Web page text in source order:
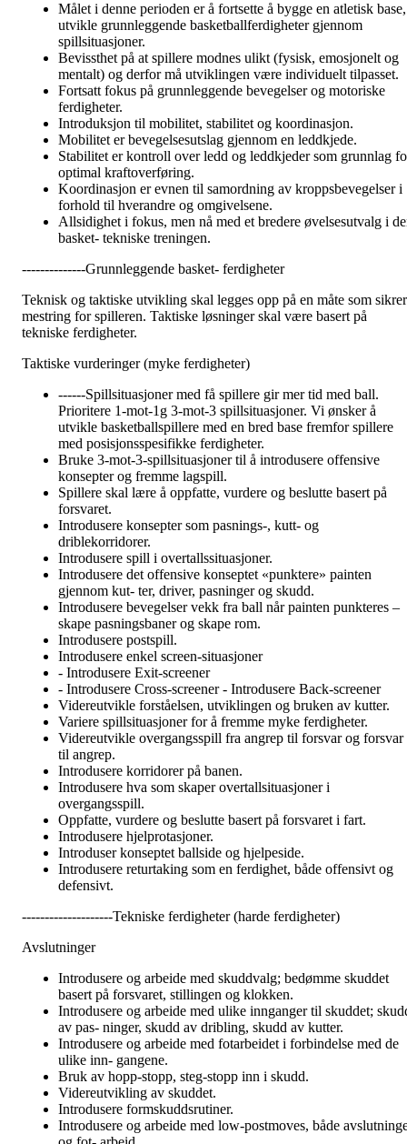
Målet i denne perioden er å fortsette å bygge en atletisk base,
utvikle grunnleggende basketballferdigheter gjennom
spillsituasjoner.
Bevissthet på at spillere modnes ulikt (fysisk, emosjonelt og
mentalt) og derfor må utviklingen være individuelt tilpasset.
Fortsatt fokus på grunnleggende bevegelser og motoriske
ferdigheter.
Introduksjon til mobilitet, stabilitet og koordinasjon.
Mobilitet er bevegelsesutslag gjennom en leddkjede.
Stabilitet er kontroll over ledd og leddkjeder som grunnlag
optimal kraftoverføring.
Koordinasjon er evnen til samordning av kroppsbevegelser i
forhold til hverandre og omgivelsene.
Allsidighet i fokus, men nå med et bredere øvelsesutvalg i
basket- tekniske treningen.
--------------Grunnleggende basket- ferdigheter
Teknisk og taktiske utvikling skal legges opp på en måte som sikrer
mestring for spilleren. Taktiske løsninger skal være basert på
tekniske ferdigheter.
Taktiske vurderinger (myke ferdigheter)
------Spillsituasjoner med få spillere gir mer tid med ball.
Prioritere 1-mot-1g 3-mot-3 spillsituasjoner. Vi ønsker å
utvikle basketballspillere med en bred base fremfor spillere
med posisjonsspesifikke ferdigheter.
Bruke 3-mot-3-spillsituasjoner til å introdusere offensive
konsepter og fremme lagspill.
Spillere skal lære å oppfatte, vurdere og beslutte basert på
forsvaret.
Introdusere konsepter som pasnings-, kutt- og
driblekorridorer.
Introdusere spill i overtallssituasjoner.
Introdusere det offensive konseptet «punktere» painten
gjennom kut- ter, driver, pasninger og skudd.
Introdusere bevegelser vekk fra ball når painten punkteres –
skape pasningsbaner og skape rom.
Introdusere postspill.
Introdusere enkel screen-situasjoner
- Introdusere Exit-screener
- Introdusere Cross-screener - Introdusere Back-screener
Videreutvikle forståelsen, utviklingen og bruken av kutter.
Variere spillsituasjoner for å fremme myke ferdigheter.
Videreutvikle overgangsspill fra angrep til forsvar og forsvar
til angrep.
Introdusere korridorer på banen.
Introdusere hva som skaper overtallsituasjoner i
overgangsspill.
Oppfatte, vurdere og beslutte basert på forsvaret i fart.
Introdusere hjelprotasjoner.
Introduser konseptet ballside og hjelpeside.
Introdusere returtaking som en ferdighet, både offensivt og
defensivt.
--------------------Tekniske ferdigheter (harde ferdigheter)
Avslutninger
Introdusere og arbeide med skuddvalg; bedømme skuddet
basert på forsvaret, stillingen og klokken.
Introdusere og arbeide med ulike innganger til skuddet;
av pas- ninger, skudd av dribling, skudd av kutter.
Introdusere og arbeide med fotarbeidet i forbindelse med de
ulike inn- gangene.
Bruk av hopp-stopp, steg-stopp inn i skudd.
Videreutvikling av skuddet.
Introdusere formskuddsrutiner.
Introdusere og arbeide med low-postmoves, både